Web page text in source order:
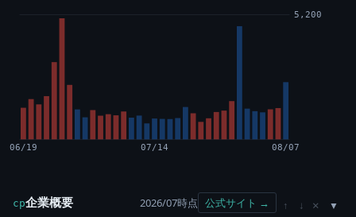
5,200
06/19 07/14 08/07
cp企業概要 2026/07時点 公式サイト → ↑ ↓ ×